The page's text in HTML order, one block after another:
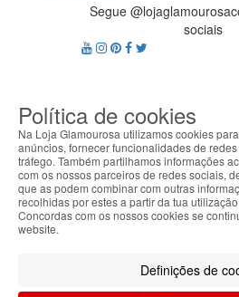
Segue
sociais
Apoio ao cliente
+351 223 234
(chamada para rede
Métodos de pagamento
Política de cookies
Na Loja Glamourosa utilizamos cookies
anúncios, fornecer funcionalidades de
tráfego. Também partilhamos informações
com os nossos parceiros de redes sociais,
que as podem combinar com outras
recolhidas por estes a partir da tua
Concordas com os nossos cookies se
website.
Definições de